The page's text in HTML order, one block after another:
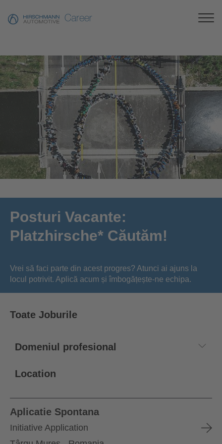
Career
Posturi Vacante:
Platzhirsche* Căutăm!
Vrei să faci parte din acest progres? Atunci ai ajuns la
locul potrivit. Aplică acum și îmbogățește-ne echipa.
Toate Joburile
Location
Aplicatie Spontana
Initiative Application